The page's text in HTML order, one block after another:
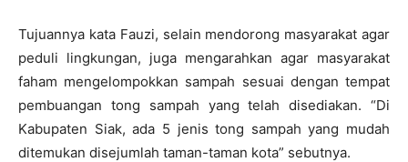
Tujuannya kata Fauzi, selain mendorong masyarakat agar
peduli lingkungan, juga mengarahkan agar masyarakat
faham mengelompokkan sampah sesuai dengan tempat
pembuangan tong sampah yang telah disediakan. “Di
Kabupaten Siak, ada 5 jenis tong sampah yang mudah
ditemukan disejumlah taman-taman kota” sebutnya.